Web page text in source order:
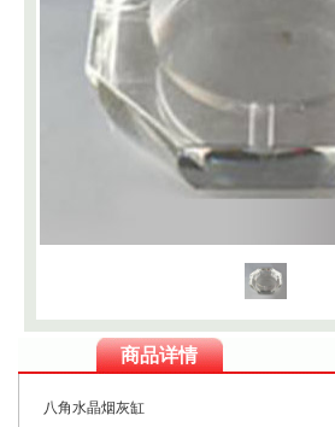
商品详情
八角水晶烟灰缸